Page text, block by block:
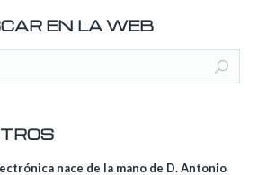
EN LA WEB
nace de la mano de D. Antonio